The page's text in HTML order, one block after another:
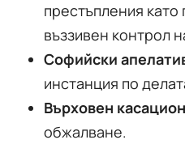
престъпления като
въззивен контрол
Софийски
инстанция по
Върховен
обжалване.